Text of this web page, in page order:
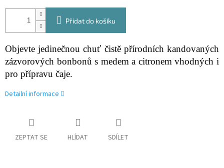
Přidat do košíku
Objevte jedinečnou chuť čistě přírodních kandovaných
zázvorových bonbonů s medem a citronem vhodných i
pro přípravu čaje.
Detailní informace
ZEPTAT SE HLÍDAT SDÍLET